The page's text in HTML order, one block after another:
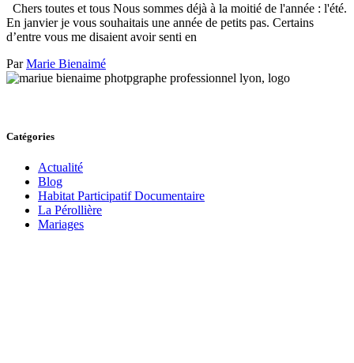
Chers toutes et tous Nous sommes déjà à la moitié de l'année : l'été.
En janvier je vous souhaitais une année de petits pas. Certains
d’entre vous me disaient avoir senti en
ParMarie Bienaimé
Catégories
Actualité
Blog
Habitat Participatif Documentaire
La Pérollière
Mariages